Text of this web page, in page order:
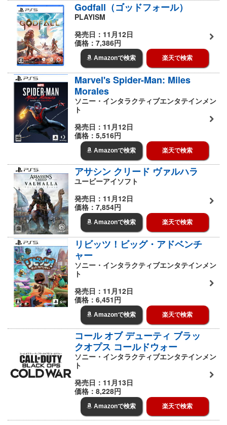
Godfall（ゴッドフォール）
PLAYISM
発売日：11月12日
価格：7,386円
Amazonで検索 楽天で検索
Marvel's Spider-Man: Miles
Morales
ソニー・インタラクティブエンタテインメン
ト
発売日：11月12日
価格：5,516円
Amazonで検索 楽天で検索
アサシン クリード ヴァルハラ
ユービーアイソフト
発売日：11月12日
価格：7,854円
Amazonで検索 楽天で検索
リビッツ！ビッグ・アドベンチ
ャー
ソニー・インタラクティブエンタテインメン
ト
発売日：11月12日
価格：6,451円
Amazonで検索 楽天で検索
コール オブ デューティ ブラッ
クオプス コールドウォー
ソニー・インタラクティブエンタテインメン
ト
発売日：11月13日
価格：8,228円
Amazonで検索 楽天で検索